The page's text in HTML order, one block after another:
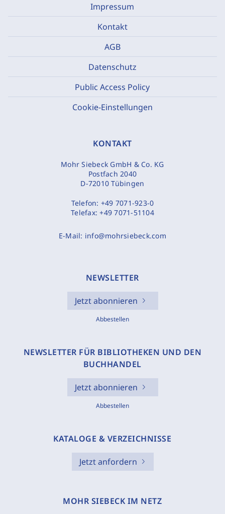
Impressum
Kontakt
AGB
Datenschutz
Public Access Policy
Cookie-Einstellungen
KONTAKT
Mohr Siebeck GmbH & Co. KG
Postfach 2040
D-72010 Tübingen
Telefon: +49 7071-923-0
Telefax:+49 7071-51104
E-Mail: info@mohrsiebeck.com
NEWSLETTER
Jetzt abonnieren
Abbestellen
NEWSLETTER FÜR BIBLIOTHEKEN UND DEN
BUCHHANDEL
Jetzt abonnieren
Abbestellen
KATALOGE & VERZEICHNISSE
Jetzt anfordern
MOHR SIEBECK IM NETZ